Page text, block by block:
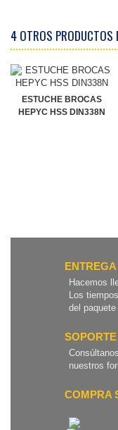
4 OTROS PRODUCTOS
ESTUCHE BROCAS
HEPYC HSS DIN338N
ENTREGA
Hacemos
Los
del
nuestros
COMPRA